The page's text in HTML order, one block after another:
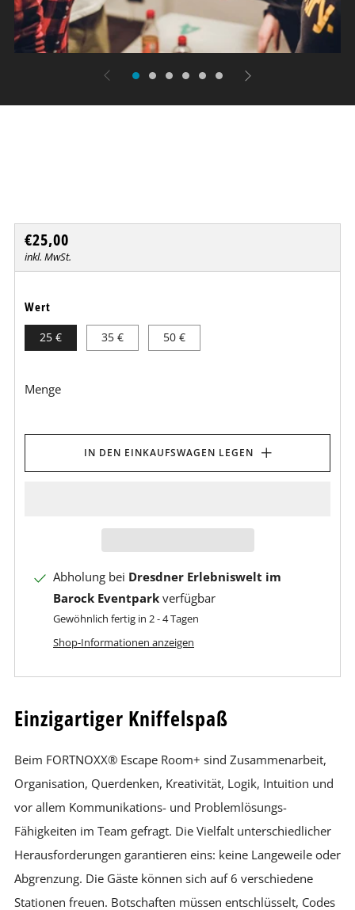
Normaler
Preis
€25,00
inkl. MwSt.
Wert
25 € 35 € 50 €
Menge
IN DEN EINKAUFSWAGEN LEGEN
Abholung bei Dresdner Erlebniswelt im
Barock Eventpark verfügbar
Gewöhnlich fertig in 2 - 4 Tagen
Shop-Informationen anzeigen
Einzigartiger Kniffelspaß
Beim FORTNOXX® Escape Room+ sind Zusammenarbeit,
Organisation, Querdenken, Kreativität, Logik, Intuition und
vor allem Kommunikations- und Problemlösungs-
Fähigkeiten im Team gefragt. Die Vielfalt unterschiedlicher
Herausforderungen garantieren eins: keine Langeweile oder
Abgrenzung. Die Gäste können sich auf 6 verschiedene
Stationen freuen. Botschaften müssen entschlüsselt, Codes